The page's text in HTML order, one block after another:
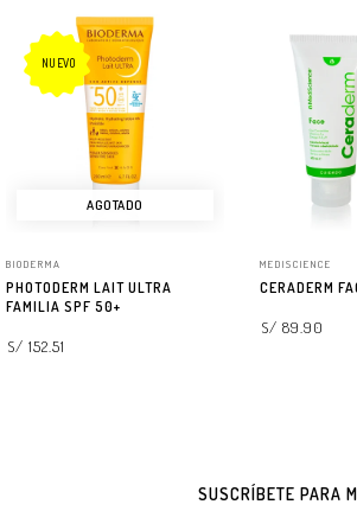
AGOTADO
NUEVO
BIODERMA
PHOTODERM LAIT ULTRA
FAMILIA SPF 50+
S/ 152.51
MEDISCIENCE
CERADERM
S/ 89.90
SUSCRÍBETE PARA